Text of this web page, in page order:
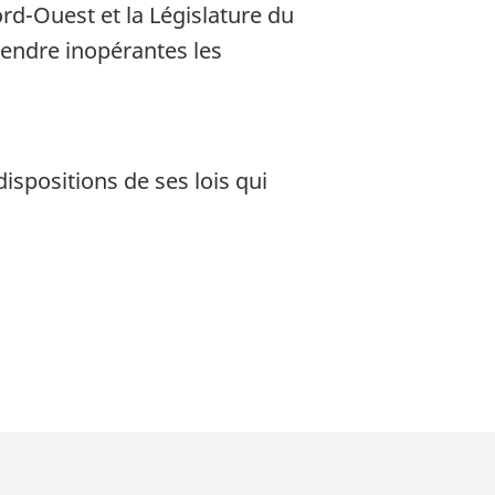
Ouest et la Législature du
inopérantes les
de ses lois qui